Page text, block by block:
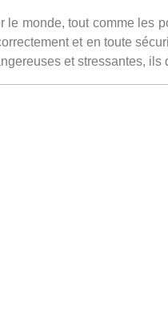
le monde, tout comme les
et en toute
et stressantes,